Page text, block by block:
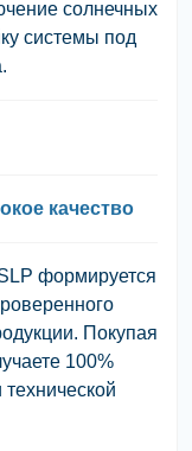
солнечных
системы под
качество
формируется
Покупая
100%